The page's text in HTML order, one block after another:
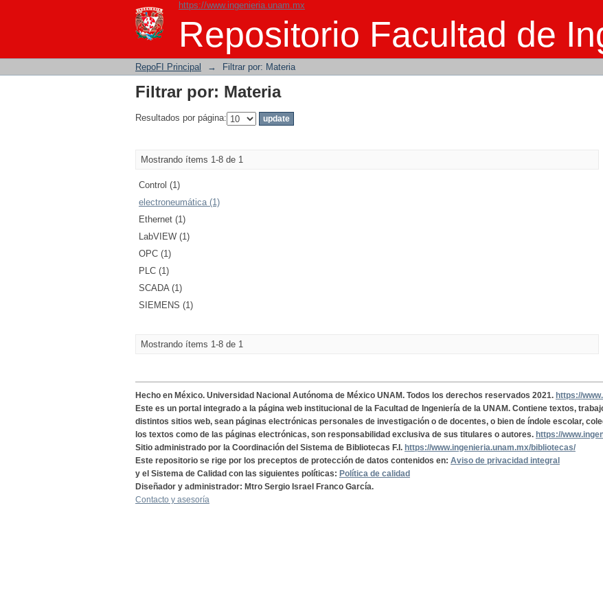
https://www.ingenieria.unam.mx
Repositorio Facultad de
Filtrar por: Materia
RepoFI Principal → Filtrar por: Materia
Filtrar por: Materia
Resultados por página:
Mostrando ítems 1-8 de 1
Control (1)
electroneumática (1)
Ethernet (1)
LabVIEW (1)
OPC (1)
PLC (1)
SCADA (1)
SIEMENS (1)
Mostrando ítems 1-8 de 1
Hecho en México. Universidad Nacional Autónoma de México UNAM. Todos los derechos reservados 2021. https://
Este es un portal integrado a la página web institucional de la Facultad de Ingeniería de la UNAM. Contiene textos,
distintos sitios web, sean páginas electrónicas personales de investigación o de docentes, o bien de índole escolar,
los textos como de las páginas electrónicas, son responsabilidad exclusiva de sus titulares o autores. https://
Sitio administrado por la Coordinación del Sistema de Bibliotecas F.I. https://www.ingenieria.unam.mx/bibliotecas/
Este repositorio se rige por los preceptos de protección de datos contenidos en: Aviso de privacidad integral
y el Sistema de Calidad con las siguientes políticas: Política de calidad
Diseñador y administrador: Mtro Sergio Israel Franco García.
Contacto y asesoría